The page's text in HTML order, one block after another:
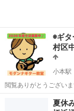
◉ギ
村区
小本駅
閲覧ありがとうござい
(2026年度期※定員になり次第終
を弾く先にあるものを
名古屋市
夏休